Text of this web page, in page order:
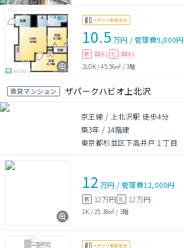
10.5 万円 /管理費9,000円
敷 無料 礼 無料
2LDK/45.56㎡ /3階
賃貸マンション ザパークハビオ上北沢
京王線 / 上北沢駅 徒歩4分
築3年 / 14階建
東京都杉並区下高井戸１丁目
12 万円 /管理費12,000円
敷 12万円 礼 12万円
1K / 25.38㎡ / 3階